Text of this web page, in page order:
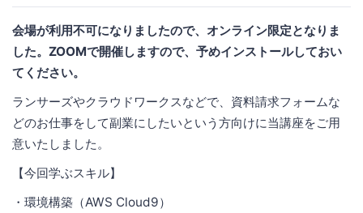
会場が利用不可になりましたので、オンライン限定となりま
した。ZOOMで開催しますので、予めインストールしておい
てください。
ランサーズやクラウドワークスなどで、資料請求フォームな
どのお仕事をして副業にしたいという方向けに当講座をご用
意いたしました。
【今回学ぶスキル】
・環境構築（AWS Cloud9）